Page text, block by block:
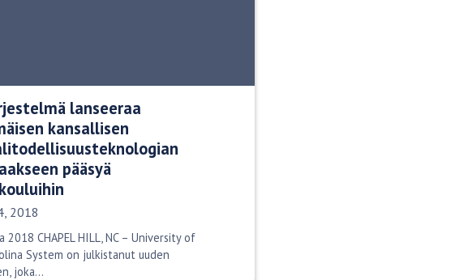
lanseeraa
kansallisen
pääsyä
2018
2018 CHAPEL HILL, NC – University of
System on julkistanut uuden
joka…